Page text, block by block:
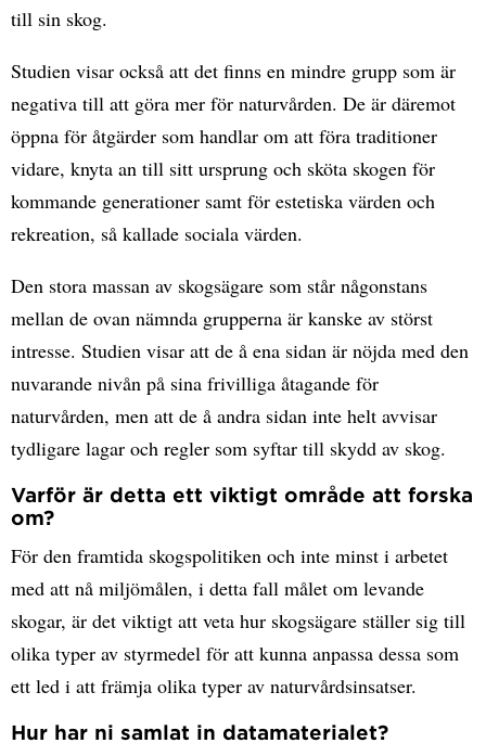
till sin skog.
Studien visar också att det finns en mindre grupp som är
negativa till att göra mer för naturvården. De är däremot
öppna för åtgärder som handlar om att föra traditioner
vidare, knyta an till sitt ursprung och sköta skogen för
kommande generationer samt för estetiska värden och
rekreation, så kallade sociala värden.
Den stora massan av skogsägare som står någonstans
mellan de ovan nämnda grupperna är kanske av störst
intresse. Studien visar att de å ena sidan är nöjda med den
nuvarande nivån på sina frivilliga åtagande för
naturvården, men att de å andra sidan inte helt avvisar
tydligare lagar och regler som syftar till skydd av skog.
Varför är detta ett viktigt område att forska
om?
För den framtida skogspolitiken och inte minst i arbetet
med att nå miljömålen, i detta fall målet om levande
skogar, är det viktigt att veta hur skogsägare ställer sig till
olika typer av styrmedel för att kunna anpassa dessa som
ett led i att främja olika typer av naturvårdsinsatser.
Hur har ni samlat in datamaterialet?